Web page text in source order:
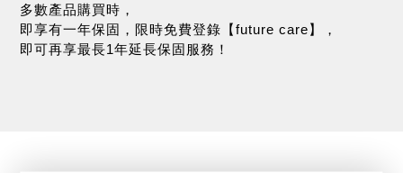
多數產品購買時，
即享有一年保固，限時免費登錄【future care】，
即可再享最長1年延長保固服務！